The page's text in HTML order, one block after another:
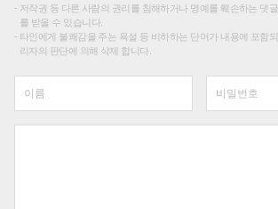
저작권 등 다른 사람의 권리를 침해하거나 명예를 훼손하는 댓
를 받을 수 있습니다.
타인에게 불쾌감을 주는 욕설 등 비하하는 단어가 내용에 포함
리자의 판단에 의해 삭제 합니다.